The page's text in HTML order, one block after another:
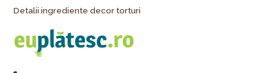
Detalii ingrediente decor torturi